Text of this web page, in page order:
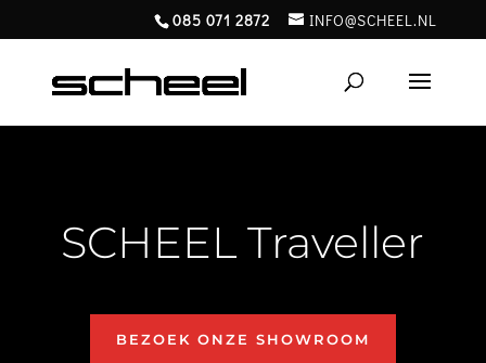
085 071 2872 INFO@SCHEEL.NL
SCHEEL Traveller
BEZOEK ONZE SHOWROOM